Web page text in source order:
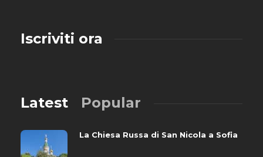
Iscriviti ora
Latest Popular
La Chiesa Russa di San Nicola a Sofia